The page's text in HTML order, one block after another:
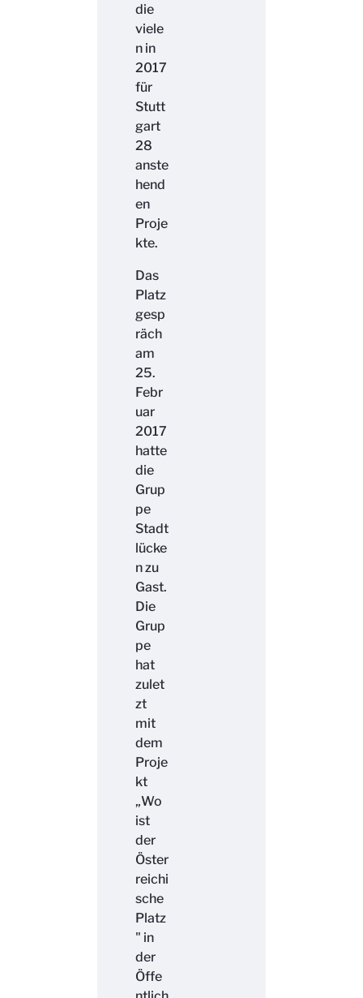
die
viele
n in
2017
für
Stutt
gart
28
anste
hend
en
Proje
kte.
Das
Platz
gesp
räch
am
25.
Febr
uar
2017
hatte
die
Grup
pe
Stadt
lücke
n zu
Gast.
Die
Grup
pe
hat
zulet
zt
mit
dem
Proje
kt
„Wo
ist
der
Öster
reichi
sche
Platz
" in
der
Öffe